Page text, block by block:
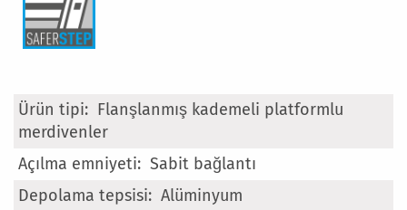
Daha
Fazla
Bilgi
Flanşlanmış kademeli platformlu
merdivenler
Sabit bağlantı
Alüminyum